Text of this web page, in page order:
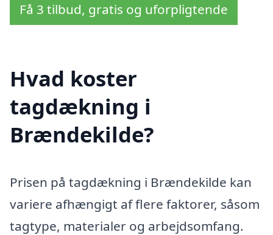
Få 3 tilbud, gratis og uforpligtende
Hvad koster
tagdækning i
Brændekilde?
Prisen på tagdækning i Brændekilde kan
variere afhængigt af flere faktorer, såsom
tagtype, materialer og arbejdsomfang.